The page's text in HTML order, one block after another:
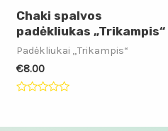
Chaki spalvos
padėkliukas „Trikampis“
Padėkliukai „Trikampis“
€8.00